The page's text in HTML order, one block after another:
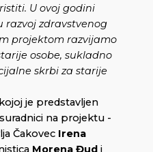
U ovoj godini
razvoj zdravstvenog
projektom razvijamo
osobe, sukladno
skrbi za starije
je predstavljen
na projektu -
Čakovec Irena